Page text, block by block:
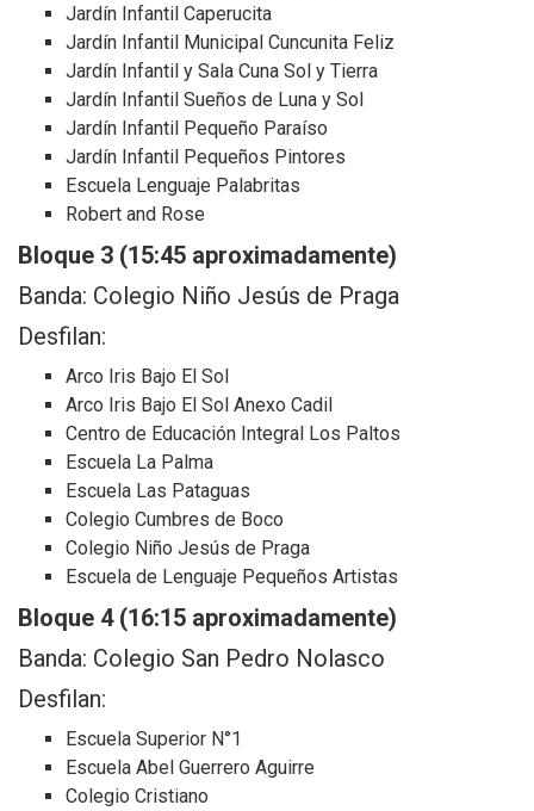
Jardín Infantil Caperucita
Jardín Infantil Municipal Cuncunita Feliz
Jardín Infantil y Sala Cuna Sol y Tierra
Jardín Infantil Sueños de Luna y Sol
Jardín Infantil Pequeño Paraíso
Jardín Infantil Pequeños Pintores
Escuela Lenguaje Palabritas
Robert and Rose
Bloque 3 (15:45 aproximadamente)
Banda: Colegio Niño Jesús de Praga
Desfilan:
Arco Iris Bajo El Sol
Arco Iris Bajo El Sol Anexo Cadil
Centro de Educación Integral Los Paltos
Escuela La Palma
Escuela Las Pataguas
Colegio Cumbres de Boco
Colegio Niño Jesús de Praga
Escuela de Lenguaje Pequeños Artistas
Bloque 4 (16:15 aproximadamente)
Banda: Colegio San Pedro Nolasco
Desfilan:
Escuela Superior N°1
Escuela Abel Guerrero Aguirre
Colegio Cristiano